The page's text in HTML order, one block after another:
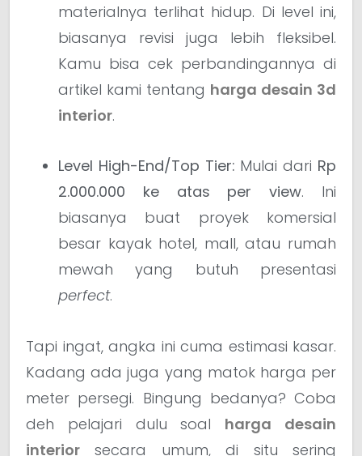
materialnya terlihat hidup. Di level ini,
biasanya revisi juga lebih fleksibel.
Kamu bisa cek perbandingannya di
artikel kami tentang harga desain 3d
interior.
Level High-End/Top Tier: Mulai dari Rp
2.000.000 ke atas per view. Ini
biasanya buat proyek komersial
besar kayak hotel, mall, atau rumah
mewah yang butuh presentasi
perfect.
Tapi ingat, angka ini cuma estimasi kasar.
Kadang ada juga yang matok harga per
meter persegi. Bingung bedanya? Coba
deh pelajari dulu soal harga desain
interior secara umum, di situ sering